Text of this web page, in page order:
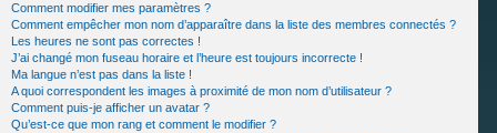
Comment modifier mes paramètres ?
Comment empêcher mon nom d’apparaître dans la liste des membres connectés ?
Les heures ne sont pas correctes !
J’ai changé mon fuseau horaire et l’heure est toujours incorrecte !
Ma langue n’est pas dans la liste !
A quoi correspondent les images à proximité de mon nom d’utilisateur ?
Comment puis-je afficher un avatar ?
Qu’est-ce que mon rang et comment le modifier ?